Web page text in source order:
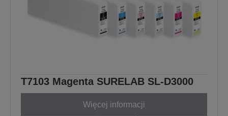
T7103 Magenta SURELAB SL-D3000
Więcej informacji